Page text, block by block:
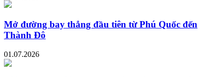
Mở đường bay thẳng đầu tiên từ Phú Quốc đến
Thành Đô
01.07.2026